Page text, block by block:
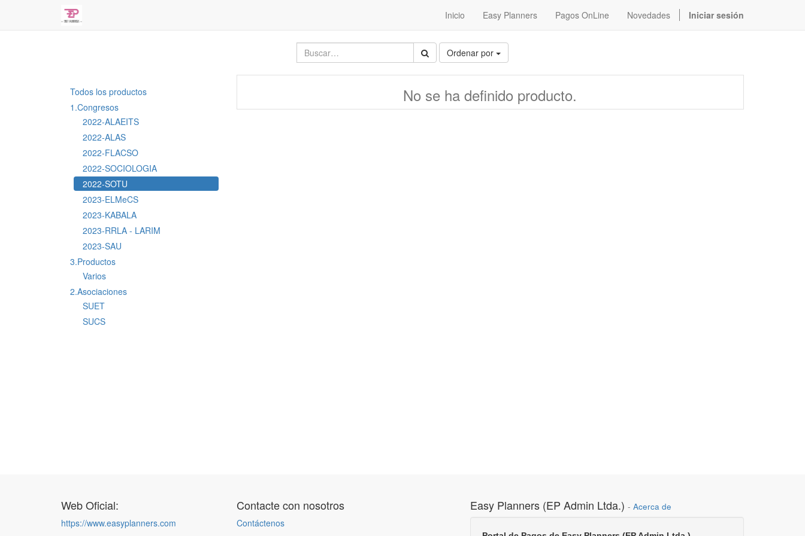
Inicio Easy Planners Pagos OnLine Novedades Iniciar sesión
Ordenar por
Todos los productos
1.Congresos
2022-ALAEITS
2022-ALAS
2022-FLACSO
2022-SOCIOLOGIA
2022-SOTU
2023-ELMeCS
2023-KABALA
2023-RRLA - LARIM
2023-SAU
3.Productos
Varios
2.Asociaciones
SUET
SUCS
No se ha definido producto.
Web Oficial:
https://www.easyplanners.com
Contacte con nosotros
Contáctenos
Easy Planners (EP Admin Ltda.) - Acerca de